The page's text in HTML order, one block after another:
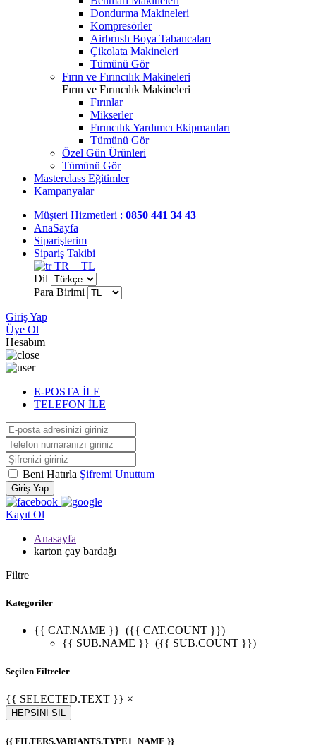
Dondurma Makineleri
Kompresörler
Airbrush Boya Tabancaları
Çikolata Makineleri
Tümünü Gör
Fırın ve Fırıncılık Makineleri
Fırın ve Fırıncılık Makineleri
Fırınlar
Mikserler
Fırıncılık Yardımcı Ekipmanları
Tümünü Gör
Özel Gün Ürünleri
Tümünü Gör
Masterclass Eğitimler
Kampanyalar
Müşteri Hizmetleri : 0850 441 34 43
AnaSayfa
Siparişlerim
Sipariş Takibi
TR − TL
Dil
Para Birimi
Giriş Yap
Üye Ol
Hesabım
E-POSTA İLE
TELEFON İLE
Beni Hatırla Şifremi Unuttum
Giriş Yap
Kayıt Ol
Anasayfa
karton çay bardağı
Filtre
Kategoriler
{{ CAT.NAME }} ({{ CAT.COUNT }})
{{ SUB.NAME }} ({{ SUB.COUNT }})
Seçilen Filtreler
{{ SELECTED.TEXT }} ×
HEPSİNİ SİL
{{ FILTERS.VARIANTS.TYPE1_NAME }}